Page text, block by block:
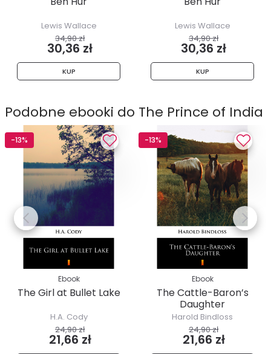
Lewis Wallace
34,90 zł
30,36 zł
KUP
Lewis Wallace
34,90 zł
30,36 zł
KUP
Podobne ebooki do The Prince of India
-13%
Ebook
The Girl at Bullet Lake
H.A. Cody
24,90 zł
21,66 zł
-13%
Ebook
The Cattle-Baron’s
Daughter
Harold Bindloss
24,90 zł
21,66 zł